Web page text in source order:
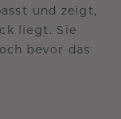
und zeigt,
liegt. Sie
bevor das